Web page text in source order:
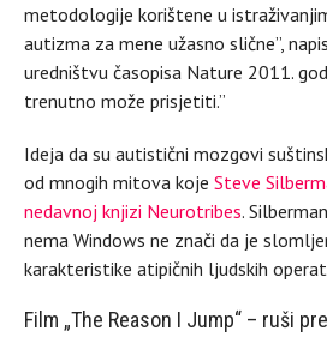
metodologije korištene u
autizma za mene užasno slične”,
uredništvu časopisa Nature 2011.
trenutno može prisjetiti.”
Ideja da su autistični mozgovi
od mnogih mitova koje Steve
nedavnoj knjizi Neurotribes.
nema Windows ne znači da je
karakteristike atipičnih ljudskih
Film „The Reason I Jump“ – ruši